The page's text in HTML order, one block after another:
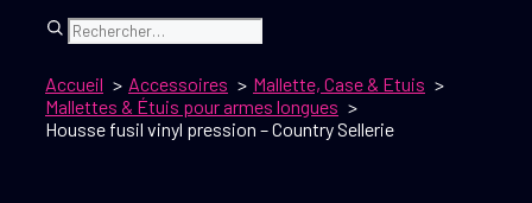
Rechercher
Accueil Accessoires
Mallette, Case & Etuis
Mallettes & Étuis pour armes longues
Housse fusil vinyl pression – Country Sellerie